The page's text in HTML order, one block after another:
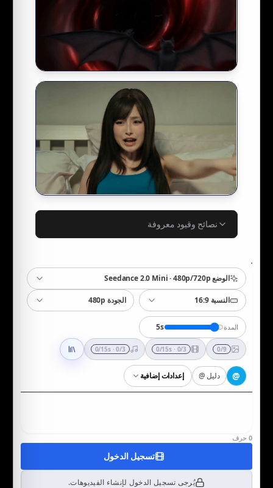
الوضع Seedance 2.0 Mini · 480p/720p
النسبة 16:9 الجودة 480p
المدة 5s
0/9
0/3 · 0/15s
0/3 · 0/15s
@ دليل @ إعدادات إضافية
0 حرف
تسجيل الدخول
يُرجى تسجيل الدخول لإنشاء الفيديوهات.
نصائح وقيود معروفة